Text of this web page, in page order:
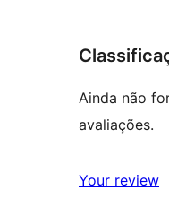
Ainda não
avaliações.
Your review